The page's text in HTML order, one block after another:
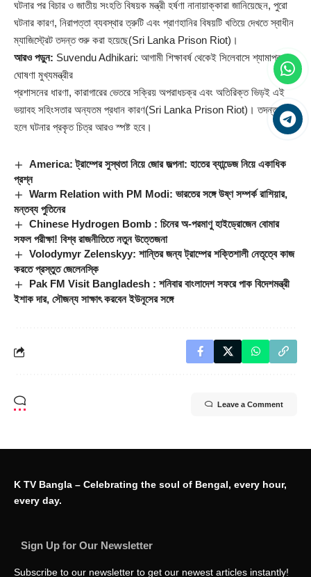
ঘটনার পর বিচার ও জাতীয় সংহতি বিষয়ক মন্ত্রী হর্ষণা নানায়াক্কারা জানিয়েছেন, পুরো
ঘটনার কারণ, নিরাপত্তা ব্যবস্থার ত্রুটি এবং প্রাণহানির বিষয়টি খতিয়ে দেখতে স্বাধীন
ম্যাজিস্ট্রেট তদন্ত শুরু করা হয়েছে(Sri Lanka Prison Riot)।
আরও পড়ুন: Suvendu Adhikari: আগামী শিক্ষাবর্ষ থেকেই সিলেবাসে শ্যামাপ্রসাদ,
ঘোষণা মুখ্যমন্ত্রীর
প্রশাসনের ধারণা, কারাগারের ভেতরে সক্রিয় অপরাধচক্র এবং অতিরিক্ত ভিড়ই এই
ভয়াবহ সহিংসতার অন্যতম প্রধান কারণ(Sri Lanka Prison Riot)। তদন্ত শেষ
হলে ঘটনার প্রকৃত চিত্র আরও স্পষ্ট হবে।
America: ট্রাম্পের সুস্থতা নিয়ে জোর জল্পনা: হাতের ব্যান্ডেজ নিয়ে একাধিক
প্রশ্ন
Warm Relation with PM Modi: ভারতের সঙ্গে উষ্ণ সম্পর্ক রাশিয়ার,
মন্তব্য পুতিনের
Chinese Hydrogen Bomb : চিনের অ-পরমাণু হাইড্রোজেন বোমার
সফল পরীক্ষা! বিশ্ব রাজনীতিতে নতুন উত্তেজনা
Volodymyr Zelenskyy: শান্তির জন্য ট্রাম্পের শক্তিশালী নেতৃত্বে কাজ
করতে প্রস্তুত জেলেনস্কি
Pak FM Visit Bangladesh : শনিবার বাংলাদেশ সফরে পাক বিদেশমন্ত্রী
ইশাক দার, সৌজন্য সাক্ষাৎ করবেন ইউনূসের সঙ্গে
Leave a Comment
K TV Bangla – Celebrating the soul of Bengal, every hour,
every day.
Sign Up for Our Newsletter
Subscribe to our newsletter to get our newest articles instantly!